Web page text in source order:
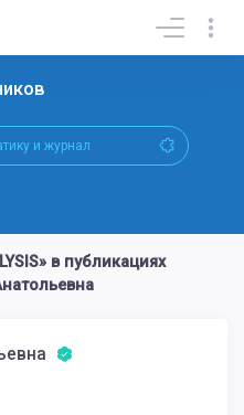
в публикациях